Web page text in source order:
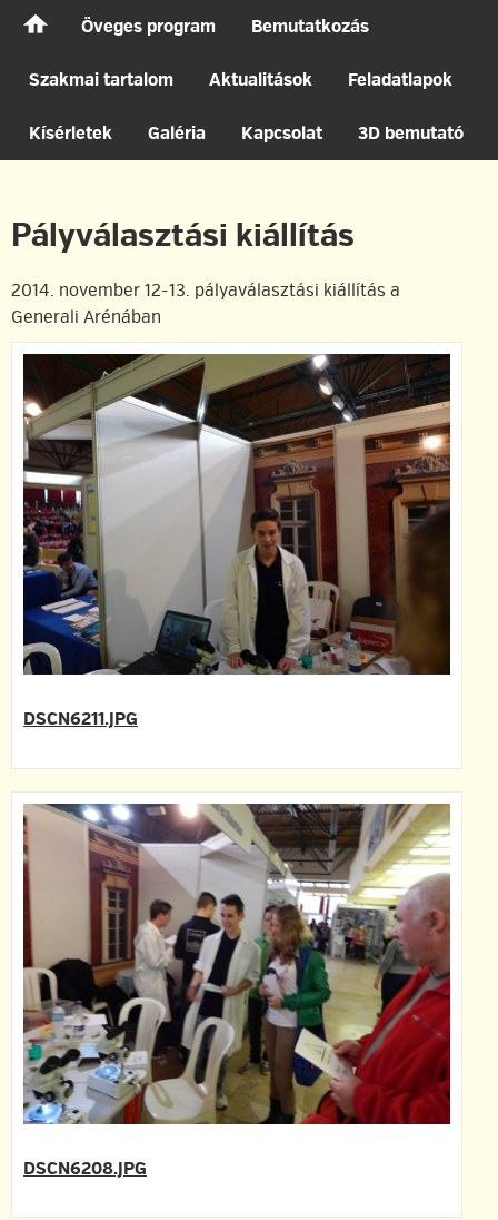
FőoldalÖveges program Bemutatkozás
Szakmai tartalom Aktualitások Feladatlapok
Kísérletek Galéria Kapcsolat 3D bemutató
Pályválasztási kiállítás
2014. november 12-13. pályaválasztási kiállítás a
Generali Arénában
DSCN6211.JPG
DSCN6208.JPG